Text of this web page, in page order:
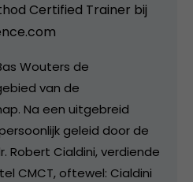
Certified Trainer bij
Wouters de
van de
Na een uitgebreid
geleid door de
Robert Cialdini, verdiende
CMCT, oftewel: Cialdini